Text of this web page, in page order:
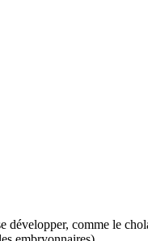
développer, comme le